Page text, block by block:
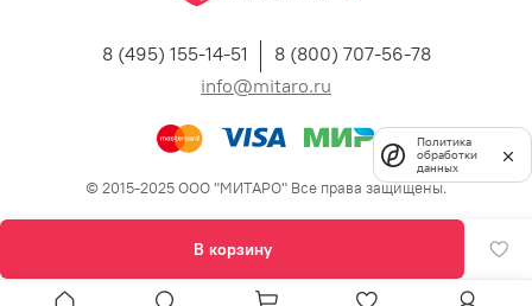
В корзину
8 (495) 155-14-51
8 (800) 707-56-78
info@mitaro.ru
© 2015-2025 ООО "МИТАРО" Все права защищены.
Политика
обработки
данных